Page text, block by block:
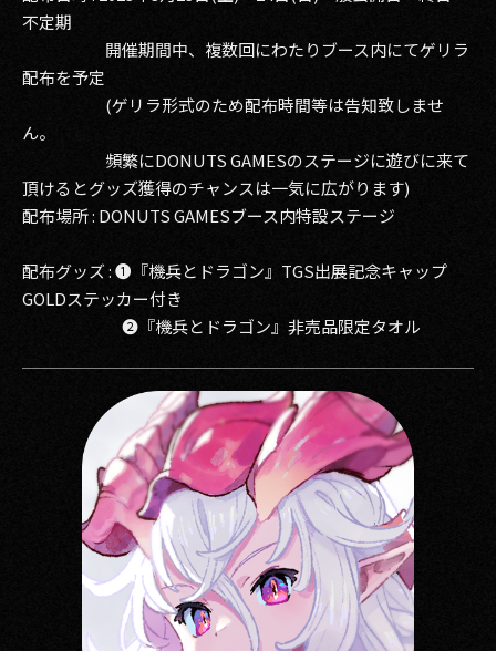
不定期
開催期間中、複数回にわたりブース内にてゲリラ
配布を予定
(ゲリラ形式のため配布時間等は告知致しませ
ん。
頻繁にDONUTS GAMESのステージに遊びに来て
頂けるとグッズ獲得のチャンスは一気に広がります)
配布場所 : DONUTS GAMESブース内特設ステージ
配布グッズ : ❶『機兵とドラゴン』TGS出展記念キャップ
GOLDステッカー付き
❷『機兵とドラゴン』非売品限定タオル